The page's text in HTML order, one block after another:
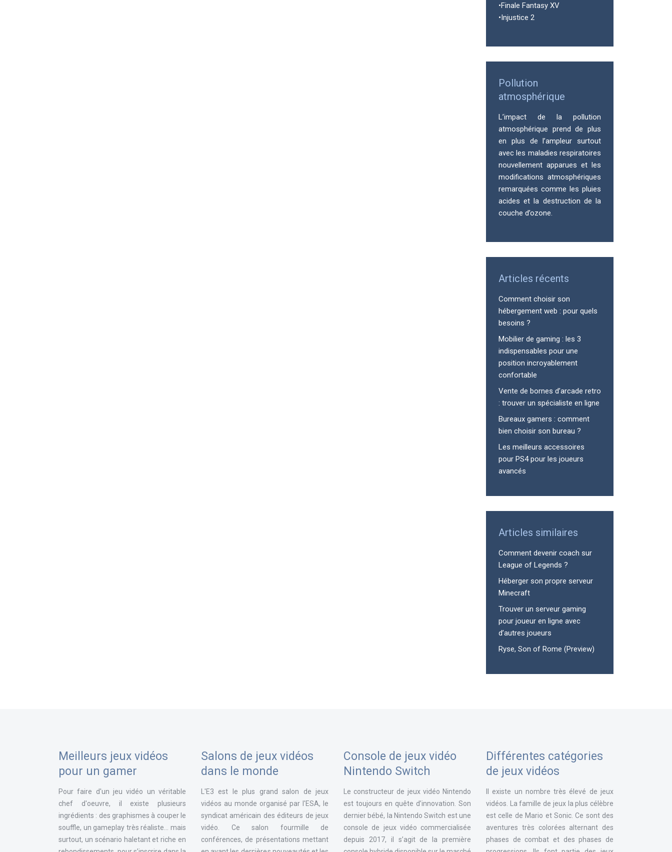
•Finale Fantasy XV
•Injustice 2
Pollution
atmosphérique
L’impact de la pollution
atmosphérique prend de plus
en plus de l’ampleur surtout
avec les maladies respiratoires
nouvellement apparues et les
modifications atmosphériques
remarquées comme les pluies
acides et la destruction de la
couche d’ozone.
Articles récents
Comment choisir son
hébergement web : pour quels
besoins ?
Mobilier de gaming : les 3
indispensables pour une
position incroyablement
confortable
Vente de bornes d’arcade retro
: trouver un spécialiste en ligne
Bureaux gamers : comment
bien choisir son bureau ?
Les meilleurs accessoires
pour PS4 pour les joueurs
avancés
Articles similaires
Comment devenir coach sur
League of Legends ?
Héberger son propre serveur
Minecraft
Trouver un serveur gaming
pour joueur en ligne avec
d’autres joueurs
Ryse, Son of Rome (Preview)
Meilleurs jeux vidéos
pour un gamer
Pour faire d'un jeu vidéo un véritable
chef d'oeuvre, il existe plusieurs
ingrédients : des graphismes à couper le
souffle, un gameplay très réaliste... mais
surtout, un scénario haletant et riche en
Salons de jeux vidéos
dans le monde
L'E3 est le plus grand salon de jeux
vidéos au monde organisé par l'ESA, le
syndicat américain des éditeurs de jeux
vidéo. Ce salon fourmille de
conférences, de présentations mettant
Console de jeux vidéo
Nintendo Switch
Le constructeur de jeux vidéo Nintendo
est toujours en quête d’innovation. Son
dernier bébé, la Nintendo Switch est une
console de jeux vidéo commercialisée
depuis 2017, il s’agit de la première
Différentes catégories
de jeux vidéos
Il existe un nombre très élevé de jeux
vidéos. La famille de jeux la plus célèbre
est celle de Mario et Sonic. Ce sont des
aventures très colorées alternant des
phases de combat et des phases de